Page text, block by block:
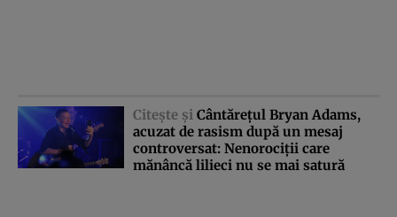
Citeşte şi Cântăreţul Bryan Adams,
acuzat de rasism după un mesaj
controversat: Nenorociţii care
mănâncă lilieci nu se mai satură